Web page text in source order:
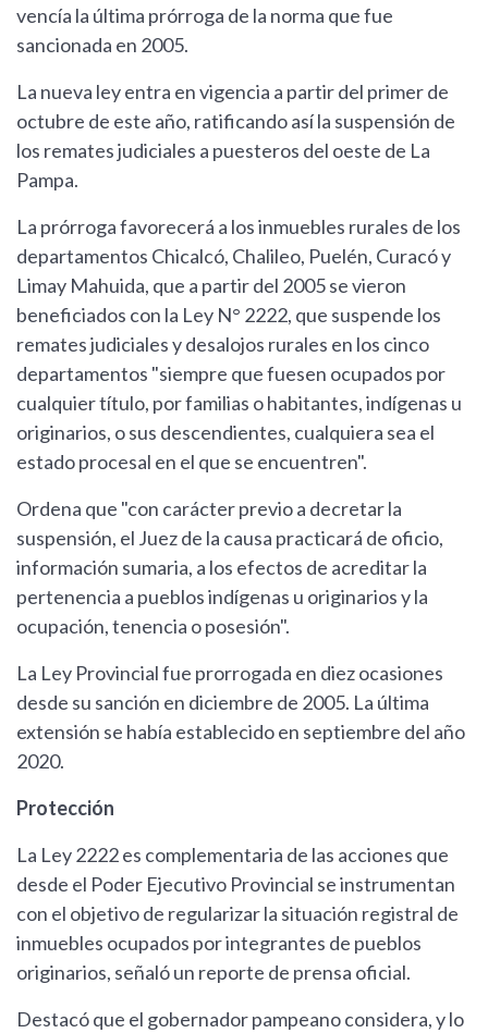
vencía la última prórroga de la norma que fue
sancionada en 2005.
La nueva ley entra en vigencia a partir del primer de
octubre de este año, ratificando así la suspensión de
los remates judiciales a puesteros del oeste de La
Pampa.
La prórroga favorecerá a los inmuebles rurales de los
departamentos Chicalcó, Chalileo, Puelén, Curacó y
Limay Mahuida, que a partir del 2005 se vieron
beneficiados con la Ley N° 2222, que suspende los
remates judiciales y desalojos rurales en los cinco
departamentos "siempre que fuesen ocupados por
cualquier título, por familias o habitantes, indígenas u
originarios, o sus descendientes, cualquiera sea el
estado procesal en el que se encuentren".
Ordena que "con carácter previo a decretar la
suspensión, el Juez de la causa practicará de oficio,
información sumaria, a los efectos de acreditar la
pertenencia a pueblos indígenas u originarios y la
ocupación, tenencia o posesión".
La Ley Provincial fue prorrogada en diez ocasiones
desde su sanción en diciembre de 2005. La última
extensión se había establecido en septiembre del año
2020.
Protección
La Ley 2222 es complementaria de las acciones que
desde el Poder Ejecutivo Provincial se instrumentan
con el objetivo de regularizar la situación registral de
inmuebles ocupados por integrantes de pueblos
originarios, señaló un reporte de prensa oficial.
Destacó que el gobernador pampeano considera, y lo